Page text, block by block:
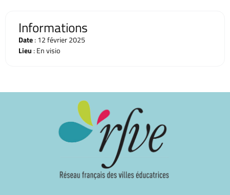
Informations
Date: 12 février 2025
Lieu : En visio